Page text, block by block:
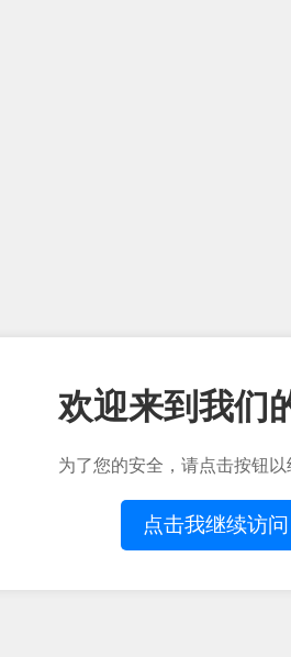
欢迎来到我们
为了您的安全，请点击按钮以